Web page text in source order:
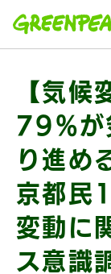
【気候
79%が
り進め
京都民
変動に
ス意識